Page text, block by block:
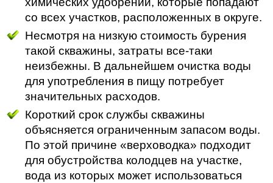
со всех участков, расположенных в округе.
Несмотря на низкую стоимость бурения
такой скважины, затраты все-таки
неизбежны. В дальнейшем очистка воды
для употребления в пищу потребует
значительных расходов.
Короткий срок службы скважины
объясняется ограниченным запасом воды.
По этой причине «верховодка» подходит
для обустройства колодцев на участке,
вода из которых может использоваться